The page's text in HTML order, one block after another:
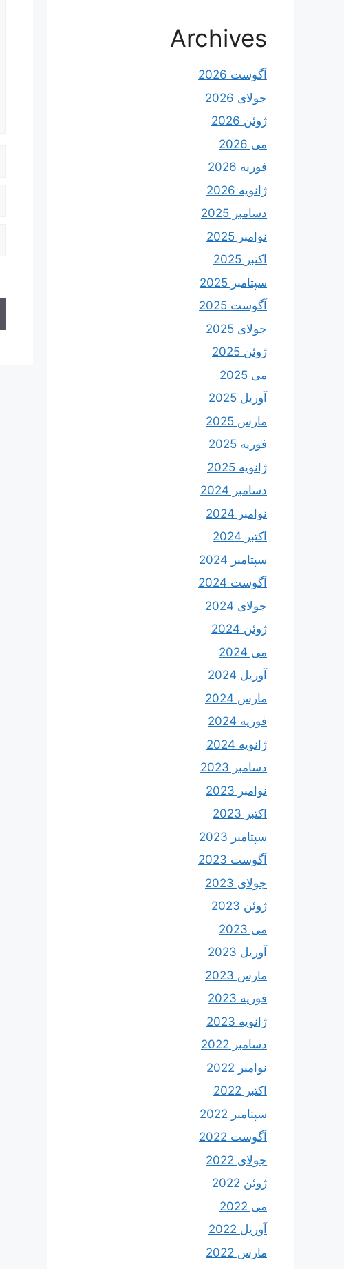
Archives
آگوست 2026
جولای 2026
ژوئن 2026
می 2026
فوریه 2026
ژانویه 2026
دسامبر 2025
نوامبر 2025
اکتبر 2025
سپتامبر 2025
آگوست 2025
جولای 2025
ژوئن 2025
می 2025
آوریل 2025
مارس 2025
فوریه 2025
ژانویه 2025
دسامبر 2024
نوامبر 2024
اکتبر 2024
سپتامبر 2024
آگوست 2024
جولای 2024
ژوئن 2024
می 2024
آوریل 2024
مارس 2024
فوریه 2024
ژانویه 2024
دسامبر 2023
نوامبر 2023
اکتبر 2023
سپتامبر 2023
آگوست 2023
جولای 2023
ژوئن 2023
می 2023
آوریل 2023
مارس 2023
فوریه 2023
ژانویه 2023
دسامبر 2022
نوامبر 2022
اکتبر 2022
سپتامبر 2022
آگوست 2022
جولای 2022
ژوئن 2022
می 2022
آوریل 2022
مارس 2022